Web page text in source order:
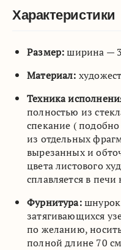
Характеристики
Размер:ширина —
Материал:
Техника
полностью из
спекание (
из отдельных
вырезанных и
цвета листового
сплавляется в
Фурнитура:шнурок
затягивающихся
по желанию,
полной длине 70